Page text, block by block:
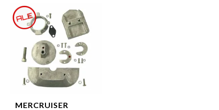
MERCRUISER